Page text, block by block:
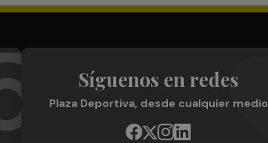
Síguenos en redes
Plaza Deportiva, desde cualquier medio